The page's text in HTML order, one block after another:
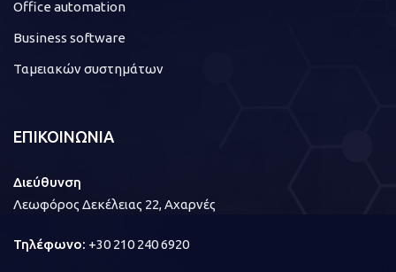
Office automation
Business software
Ταμειακών συστημάτων
ΕΠΙΚΟΙΝΩΝΙΑ
Διεύθυνση
Λεωφόρος Δεκέλειας 22, Αχαρνές
Τηλέφωνο: +30 210 240 6920